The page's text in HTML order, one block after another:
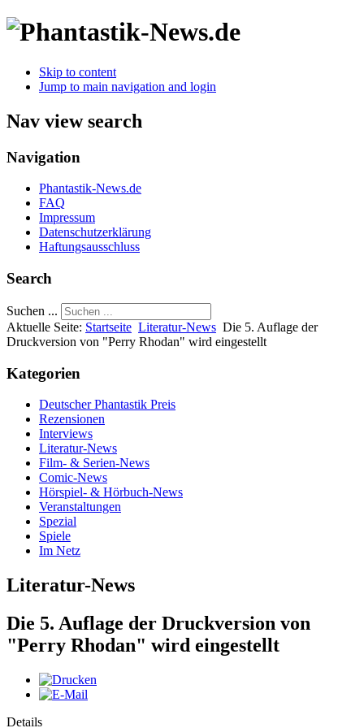
Skip to content
Jump to main navigation and login
Nav view search
Navigation
Phantastik-News.de
FAQ
Impressum
Datenschutzerklärung
Haftungsausschluss
Search
Suchen ...
Aktuelle Seite: Startseite Literatur-News Die 5. Auflage der
Druckversion von "Perry Rhodan" wird eingestellt
Kategorien
Deutscher Phantastik Preis
Rezensionen
Interviews
Literatur-News
Film- & Serien-News
Comic-News
Hörspiel- & Hörbuch-News
Veranstaltungen
Spezial
Spiele
Im Netz
Literatur-News
Die 5. Auflage der Druckversion von
"Perry Rhodan" wird eingestellt
Details